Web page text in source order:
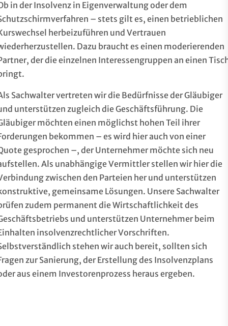
in der Insolvenz in Eigenverwaltung oder dem
– stets gilt es, einen betrieblichen
herbeizuführen und Vertrauen
Dazu braucht es einen moderierenden
der die einzelnen Interessengruppen an einen
Sachwalter vertreten wir die Bedürfnisse der Gläubiger
unterstützen zugleich die Geschäftsführung. Die
möchten einen möglichst hohen Teil ihrer
bekommen – es wird hier auch von einer
gesprochen –, der Unternehmer möchte sich neu
Als unabhängige Vermittler stellen wir hier die
zwischen den Parteien her und unterstützen
gemeinsame Lösungen. Unsere Sachwalter
zudem permanent die Wirtschaftlichkeit des
und unterstützen Unternehmer beim
insolvenzrechtlicher Vorschriften.
stehen wir auch bereit, sollten sich
zur Sanierung, der Erstellung des Insolvenzplans
aus einem Investorenprozess heraus ergeben.